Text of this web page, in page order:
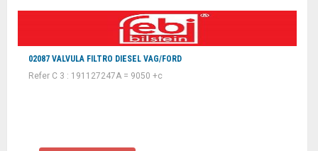
02087 VALVULA FILTRO DIESEL VAG/FORD
Refer C 3 : 191127247A = 9050 +c